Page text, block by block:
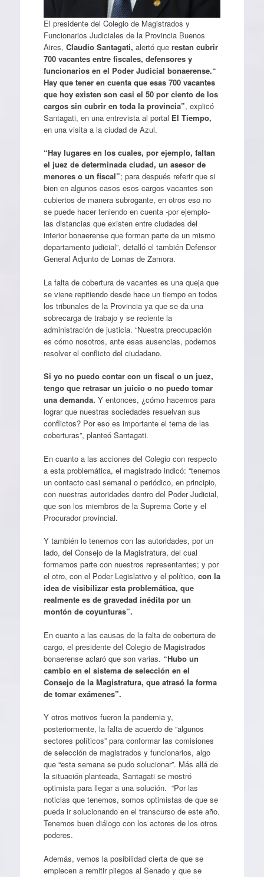
El presidente del Colegio de Magistrados y
Funcionarios Judiciales de la Provincia Buenos
Aires, Claudio Santagati, alertó que restan cubrir
700 vacantes entre fiscales, defensores y
funcionarios en el Poder Judicial bonaerense.“
Hay que tener en cuenta que esas 700 vacantes
que hoy existen son casi el 50 por ciento de los
cargos sin cubrir en toda la provincia”, explicó
Santagati, en una entrevista al portal El Tiempo,
en una visita a la ciudad de Azul.
“Hay lugares en los cuales, por ejemplo, faltan
el juez de determinada ciudad, un asesor de
menores o un fiscal”; para después referir que si
bien en algunos casos esos cargos vacantes son
cubiertos de manera subrogante, en otros eso no
se puede hacer teniendo en cuenta -por ejemplo-
las distancias que existen entre ciudades del
interior bonaerense que forman parte de un mismo
departamento judicial”, detalló el también Defensor
General Adjunto de Lomas de Zamora.
La falta de cobertura de vacantes es una queja que
se viene repitiendo desde hace un tiempo en todos
los tribunales de la Provincia ya que se da una
sobrecarga de trabajo y se reciente la
administración de justicia. “Nuestra preocupación
es cómo nosotros, ante esas ausencias, podemos
resolver el conflicto del ciudadano.
Si yo no puedo contar con un fiscal o un juez,
tengo que retrasar un juicio o no puedo tomar
una demanda. Y entonces, ¿cómo hacemos para
lograr que nuestras sociedades resuelvan sus
conflictos? Por eso es importante el tema de las
coberturas”, planteó Santagati.
En cuanto a las acciones del Colegio con respecto
a esta problemática, el magistrado indicó: “tenemos
un contacto casi semanal o periódico, en principio,
con nuestras autoridades dentro del Poder Judicial,
que son los miembros de la Suprema Corte y el
Procurador provincial.
Y también lo tenemos con las autoridades, por un
lado, del Consejo de la Magistratura, del cual
formamos parte con nuestros representantes; y por
el otro, con el Poder Legislativo y el político, con la
idea de visibilizar esta problemática, que
realmente es de gravedad inédita por un
montón de coyunturas”.
En cuanto a las causas de la falta de cobertura de
cargo, el presidente del Colegio de Magistrados
bonaerense aclaró que son varias. “Hubo un
cambio en el sistema de selección en el
Consejo de la Magistratura, que atrasó la forma
de tomar exámenes”.
Y otros motivos fueron la pandemia y,
posteriormente, la falta de acuerdo de “algunos
sectores políticos” para conformar las comisiones
de selección de magistrados y funcionarios, algo
que “esta semana se pudo solucionar”. Más allá de
la situación planteada, Santagati se mostró
optimista para llegar a una solución. “Por las
noticias que tenemos, somos optimistas de que se
pueda ir solucionando en el transcurso de este año.
Tenemos buen diálogo con los actores de los otros
poderes.
Además, vemos la posibilidad cierta de que se
empiecen a remitir pliegos al Senado y que se